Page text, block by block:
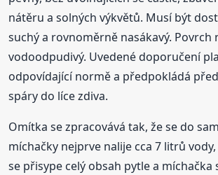
nátěru a solných výkvětů. Musí být
suchý a rovnoměrně nasákavý. Povrch
vodoodpudivý. Uvedené doporučení
odpovídající normě a předpokládá
spáry do líce zdiva.
Omítka se zpracovává tak, že se do
míchačky nejprve nalije cca 7 litrů
se přisype celý obsah pytle a míchačka